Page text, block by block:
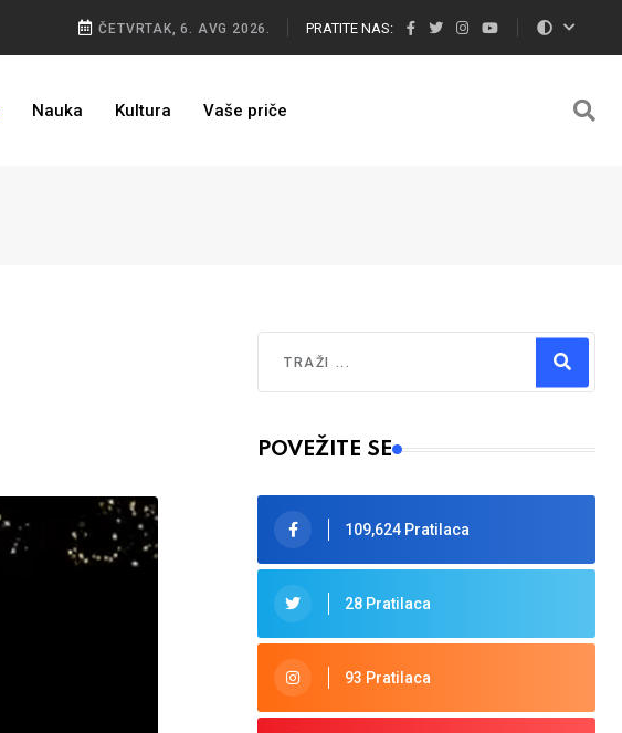
ČETVRTAK, 6. AVG 2026. PRATITE NAS:
Nauka Kultura Vaše priče
Type 2 or more characters for results.
POVEŽITE SE
109,624 Pratilaca
28 Pratilaca
93 Pratilaca